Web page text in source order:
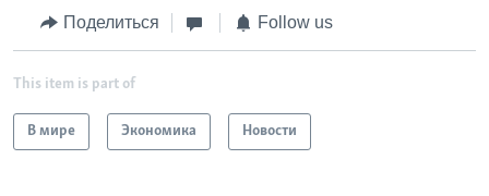
Поделиться Follow us
This item is part of
В мире Экономика Новости